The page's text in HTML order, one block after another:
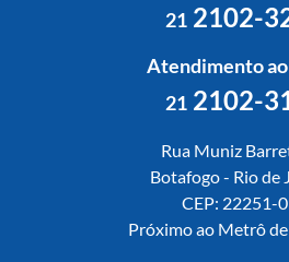
212102-
Atendimento
212102-
Rua Muniz
Botafogo - Rio de
CEP: 22251-
Próximo ao Metrô